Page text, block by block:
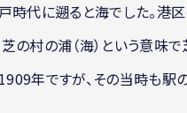
代に遡ると海でした。港
の村の浦（海）という意味
年ですが、その当時も